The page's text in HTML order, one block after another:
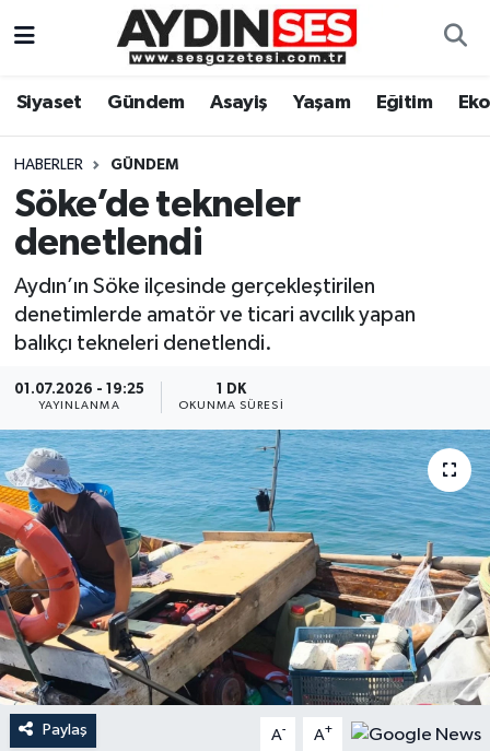
Siyaset Gündem Asayiş Yaşam Eğitim
HABERLER GÜNDEM
Söke’de tekneler
denetlendi
Aydın’ın Söke ilçesinde gerçekleştirilen
denetimlerde amatör ve ticari avcılık yapan
balıkçı tekneleri denetlendi.
01.07.2026 - 19:25
YAYINLANMA
1 DK
OKUNMA SÜRESI
Paylaş A- A+
Gündem
Siyaset
Ekonomi
Yaşam
Kültür Sanat
Spor
Aydın Hava Durumu
Aydin Namaz Vakitleri
Aydın Trafik Yoğunluk Haritası
Süper Lig Puan Durumu ve Fikstür
Son Dakika Haberleri
Haber Arşivi